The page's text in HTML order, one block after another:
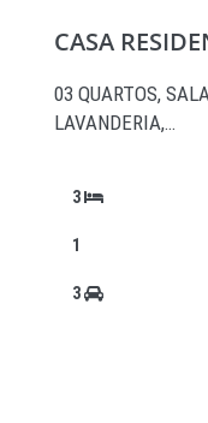
CASA
03 QUARTOS,
LAVANDERIA,…
3
1
3